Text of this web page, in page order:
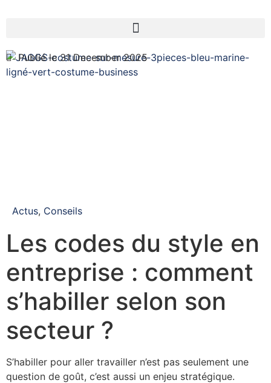
Actus, Conseils
Les codes du style en
entreprise : comment
s’habiller selon son
secteur ?
S’habiller pour aller travailler n’est pas seulement une
question de goût, c’est aussi un enjeu stratégique.
Publié le 31 December 2025